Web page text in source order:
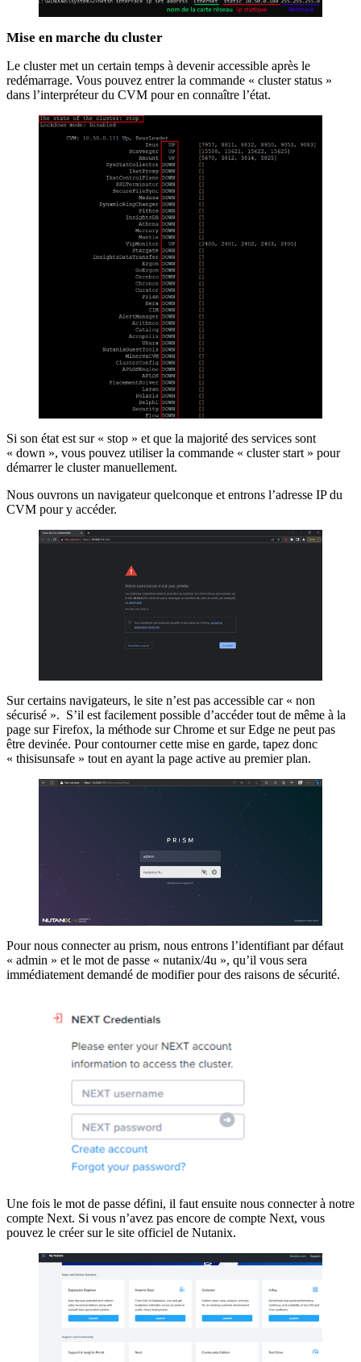
Mise en marche du cluster
Le cluster met un certain temps à devenir accessible après le
redémarrage. Vous pouvez entrer la commande « cluster status »
dans l’interpréteur du CVM pour en connaître l’état.
Si son état est sur « stop » et que la majorité des services sont
« down », vous pouvez utiliser la commande « cluster start » pour
démarrer le cluster manuellement.
Nous ouvrons un navigateur quelconque et entrons l’adresse IP du
CVM pour y accéder.
Sur certains navigateurs, le site n’est pas accessible car « non
sécurisé ». S’il est facilement possible d’accéder tout de même à la
page sur Firefox, la méthode sur Chrome et sur Edge ne peut pas
être devinée. Pour contourner cette mise en garde, tapez donc
« thisisunsafe » tout en ayant la page active au premier plan.
Pour nous connecter au prism, nous entrons l’identifiant par défaut
« admin » et le mot de passe « nutanix/4u », qu’il vous sera
immédiatement demandé de modifier pour des raisons de sécurité.
Une fois le mot de passe défini, il faut ensuite nous connecter à notre
compte Next. Si vous n’avez pas encore de compte Next, vous
pouvez le créer sur le site officiel de Nutanix.